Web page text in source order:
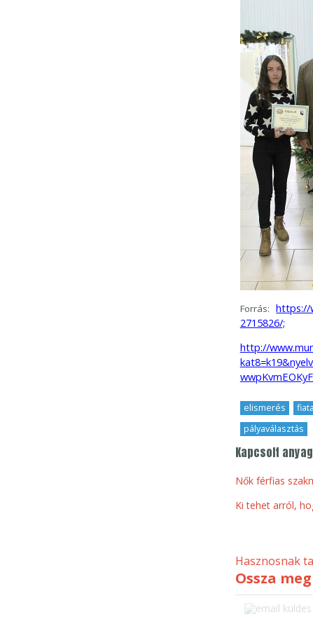
Forrás:https://
2715826/;
http://
elismerés
pályaválasztás
Kapcsolt
Nők férfias
Ki tehet arról,
Hasznosnak
Ossza